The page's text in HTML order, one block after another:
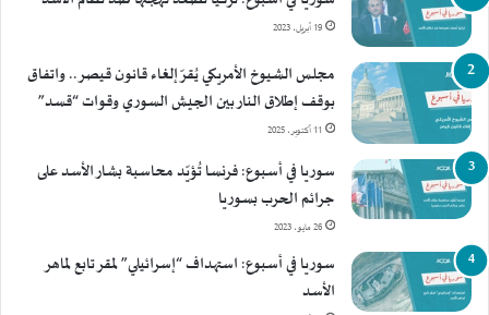
19 أبريل، 2023
مجلس الشيوخ الأمريكي يُقرّ إلغاء قانون قيصر.. واتفاق
بوقف إطلاق النار بين الجيش السوري وقوات “قسد”
11 أكتوبر، 2025
سوريا في أسبوع: فرنسا تُؤيّد محاسبة بشار الأسد على
جرائم الحرب بسوريا
26 مايو، 2023
سوريا في أسبوع: استهداف “إسرائيلي” لمقر تابع لماهر
الأسد